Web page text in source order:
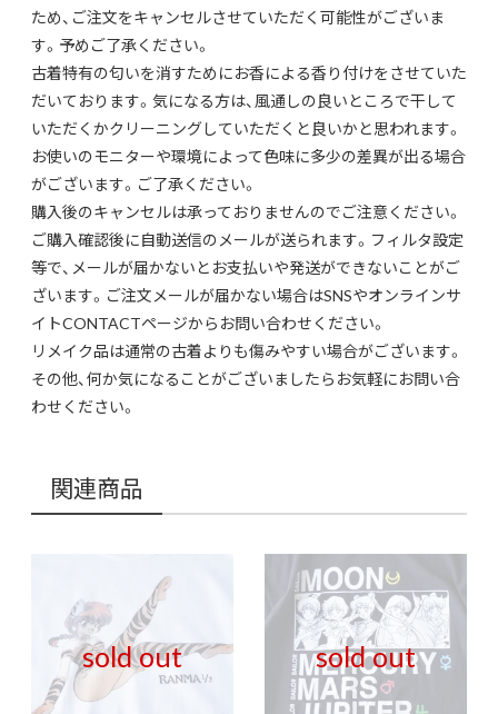
ため、ご注文をキャンセルさせていただく可能性がございま
す。予めご了承ください。
古着特有の匂いを消すためにお香による香り付けをさせていた
だいております。気になる方は、風通しの良いところで干して
いただくかクリーニングしていただくと良いかと思われます。
お使いのモニターや環境によって色味に多少の差異が出る場合
がございます。ご了承ください。
購入後のキャンセルは承っておりませんのでご注意ください。
ご購入確認後に自動送信のメールが送られます。フィルタ設定
等で、メールが届かないとお支払いや発送ができないことがご
ざいます。ご注文メールが届かない場合はSNSやオンラインサ
イトCONTACTページからお問い合わせください。
リメイク品は通常の古着よりも傷みやすい場合がございます。
その他、何か気になることがございましたらお気軽にお問い合
わせください。
関連商品
sold out sold out